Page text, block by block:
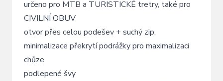
určeno pro MTB a TURISTICKÉ tretry, také pro
CIVILNÍ OBUV
otvor přes celou podešev + suchý zip,
minimalizace překrytí podrážky pro maximalizaci
chůze
podlepené švy